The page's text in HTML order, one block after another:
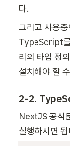
다.
그리고 사용
TypeScript를
리의 타입 정
설치해야 할
2-2.
NextJS 공식
실행하시면 됩